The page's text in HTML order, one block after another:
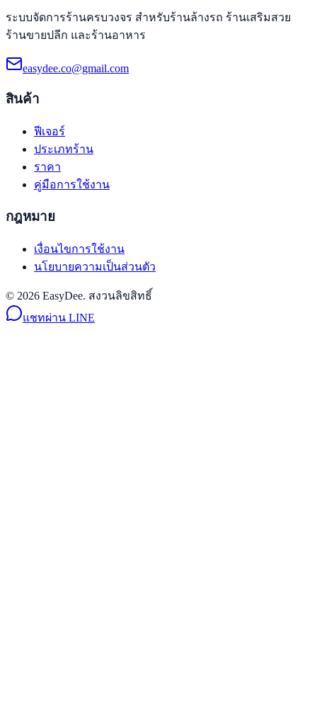
ระบบจัดการร้านครบวงจร สำหรับร้านล้างรถ ร้านเสริมสวย
ร้านขายปลีก และร้านอาหาร
easydee.co@gmail.com
สินค้า
ฟีเจอร์
ประเภทร้าน
ราคา
คู่มือการใช้งาน
กฎหมาย
เงื่อนไขการใช้งาน
นโยบายความเป็นส่วนตัว
© 2026 EasyDee. สงวนลิขสิทธิ์
แชทผ่าน LINE